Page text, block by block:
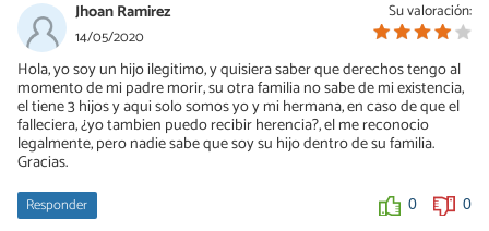
Su valoración:
Jhoan Ramirez
14/05/2020
Hola, yo soy un hijo ilegitimo, y quisiera saber que derechos tengo al
momento de mi padre morir, su otra familia no sabe de mi existencia,
el tiene 3 hijos y aqui solo somos yo y mi hermana, en caso de que el
falleciera, ¿yo tambien puedo recibir herencia?, el me reconocio
legalmente, pero nadie sabe que soy su hijo dentro de su familia.
Gracias.
Responder 0 0